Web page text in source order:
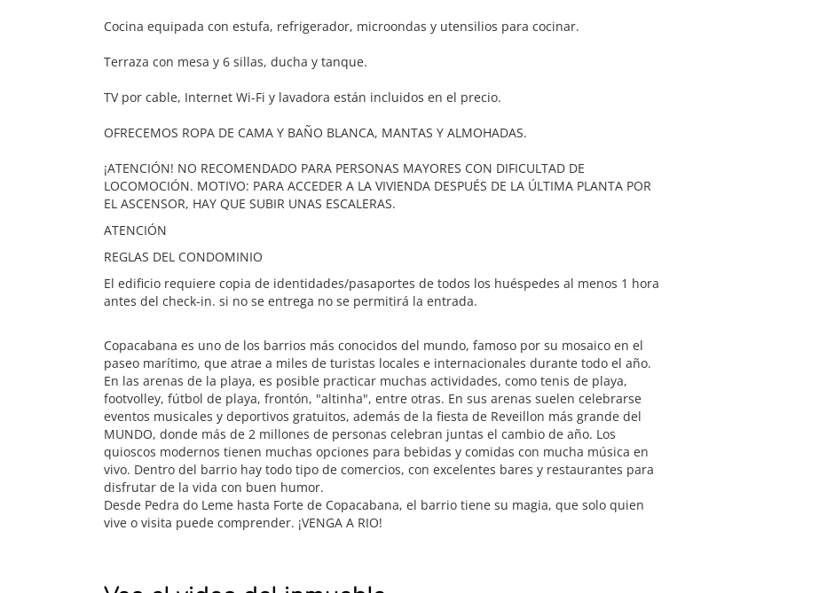
Cocina equipada con estufa, refrigerador, microondas y utensilios para cocinar.
Terraza con mesa y 6 sillas, ducha y tanque.
TV por cable, Internet Wi-Fi y lavadora están incluidos en el precio.
OFRECEMOS ROPA DE CAMA Y BAÑO BLANCA, MANTAS Y ALMOHADAS.
¡ATENCIÓN! NO RECOMENDADO PARA PERSONAS MAYORES CON DIFICULTAD DE
LOCOMOCIÓN. MOTIVO: PARA ACCEDER A LA VIVIENDA DESPUÉS DE LA ÚLTIMA PLANTA POR
EL ASCENSOR, HAY QUE SUBIR UNAS ESCALERAS.
ATENCIÓN
REGLAS DEL CONDOMINIO
El edificio requiere copia de identidades/pasaportes de todos los huéspedes al menos 1 hora
antes del check-in. si no se entrega no se permitirá la entrada.
Copacabana es uno de los barrios más conocidos del mundo, famoso por su mosaico en el
paseo marítimo, que atrae a miles de turistas locales e internacionales durante todo el año.
En las arenas de la playa, es posible practicar muchas actividades, como tenis de playa,
footvolley, fútbol de playa, frontón, "altinha", entre otras. En sus arenas suelen celebrarse
eventos musicales y deportivos gratuitos, además de la fiesta de Reveillon más grande del
MUNDO, donde más de 2 millones de personas celebran juntas el cambio de año. Los
quioscos modernos tienen muchas opciones para bebidas y comidas con mucha música en
vivo. Dentro del barrio hay todo tipo de comercios, con excelentes bares y restaurantes para
disfrutar de la vida con buen humor.
Desde Pedra do Leme hasta Forte de Copacabana, el barrio tiene su magia, que solo quien
vive o visita puede comprender. ¡VENGA A RIO!